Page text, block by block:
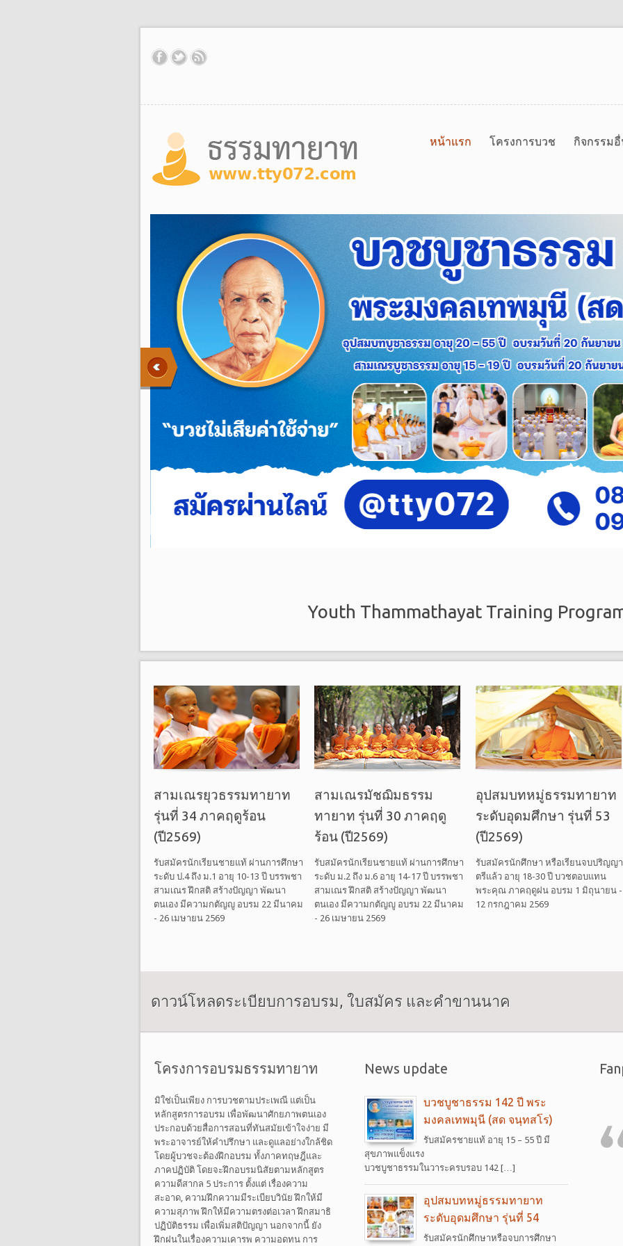
หน้าแรก โครงการบวช กิจกรรม
Youth Thammathayat Training
สามเณรยุวธรรมทายาท
รุ่นที่ 34 ภาคฤดูร้อน
(ปี2569)
รับสมัครนักเรียนชายแท้ ผ่านการศึกษา
ระดับ ป.4 ถึง ม.1 อายุ 10-13 ปี บรรพชา
สามเณร ฝึกสติ สร้างปัญญา พัฒนา
ตนเอง มีความกตัญญู อบรม 22 มีนาคม
- 26 เมษายน 2569
สามเณรมัชฌิมธรรม
ทายาท รุ่นที่ 30 ภาคฤดู
ร้อน (ปี2569)
รับสมัครนักเรียนชายแท้ ผ่านการศึกษา
ระดับ ม.2 ถึง ม.6 อายุ 14-17 ปี บรรพชา
สามเณร ฝึกสติ สร้างปัญญา พัฒนา
ตนเอง มีความกตัญญู อบรม 22 มีนาคม
- 26 เมษายน 2569
อุปสมบทหมู่ธรรมทายาท
ระดับอุดมศึกษา รุ่นที่ 53
(ปี2569)
รับสมัครนักศึกษา หรือเรียนจบปริญญา
ตรีแล้ว อายุ 18-30 ปี บวชตอบแทน
พระคุณ ภาคฤดูฝน อบรม 1 มิถุนายน -
12 กรกฎาคม 2569
ดาวน์โหลดระเบียบการอบรม, ใบสมัคร และคำขานนาค
โครงการอบรมธรรมทายาท
มิใช่เป็นเพียง การบวชตามประเพณี แต่เป็น
หลักสูตรการอบรม เพื่อพัฒนาศักยภาพตนเอง
ประกอบด้วยสื่อการสอนที่ทันสมัยเข้าใจง่าย มี
พระอาจารย์ให้คำปรึกษา และดูแลอย่างใกล้ชิด
โดยผู้บวชจะต้องฝึกอบรม ทั้งภาคทฤษฎีและ
ภาคปฏิบัติ โดยจะฝึกอบรมนิสัยตามหลักสูตร
ความดีสากล 5 ประการ ตั้งแต่ เรื่องความ
สะอาด, ความฝึกความมีระเบียบวินัย ฝึกให้มี
ความสุภาพ ฝึกให้มีความตรงต่อเวลา ฝึกสมาธิ
ปฏิบัติธรรม เพื่อเพิ่มสติปัญญา นอกจากนี้ ยัง
ฝึกฝนในเรื่องความเคารพ ความอดทน การ
News update
บวชบูชาธรรม 142 ปี พระ
มงคลเทพมุนี (สด จนฺทสโร)
รับสมัครชายแท้ อายุ 15 – 55 ปี มี
สุขภาพแข็งแรง
บวชบูชาธรรมในวาระครบรอบ 142 […]
อุปสมบทหมู่ธรรมทายาท
ระดับอุดมศึกษา รุ่นที่ 54
รับสมัครนักศึกษาหรือจบการศึกษา